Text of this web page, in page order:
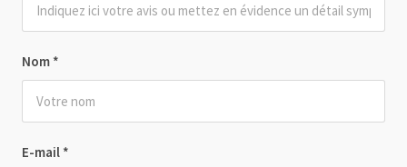
Nom *
E-mail *